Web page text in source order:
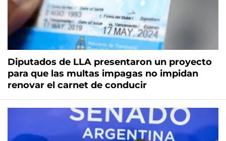
Diputados de LLA presentaron un proyecto
para que las multas impagas no impidan
renovar el carnet de conducir